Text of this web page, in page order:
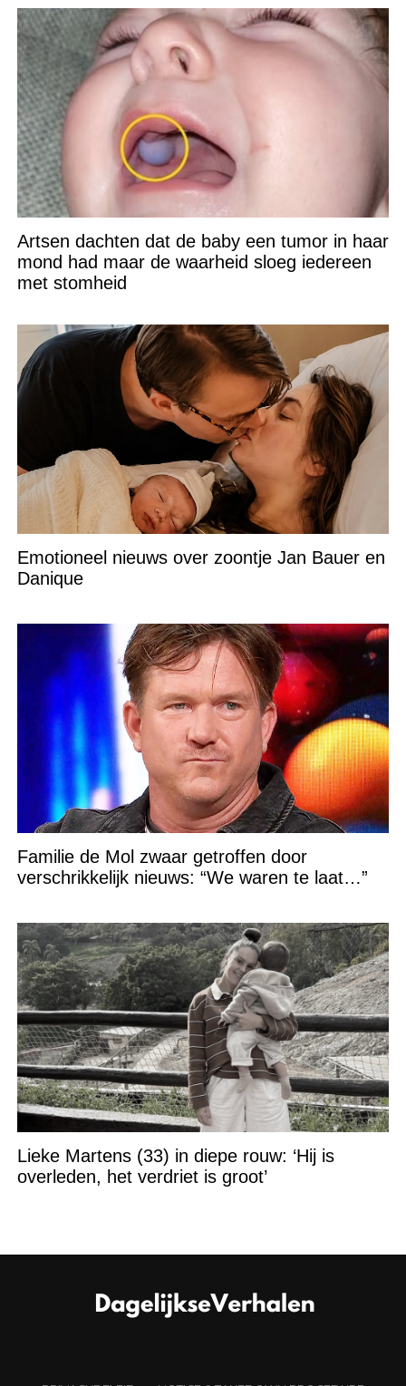
Artsen dachten dat de baby een tumor in haar
mond had maar de waarheid sloeg iedereen
met stomheid
Emotioneel nieuws over zoontje Jan Bauer en
Danique
Familie de Mol zwaar getroffen door
verschrikkelijk nieuws: “We waren te laat…”
Lieke Martens (33) in diepe rouw: ‘Hij is
overleden, het verdriet is groot’